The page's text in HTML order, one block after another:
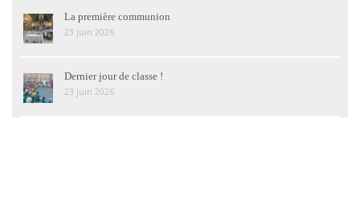
La première communion
23 juin 2026
Dernier jour de classe !
23 juin 2026